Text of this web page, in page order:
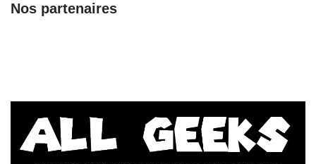
Nos partenaires